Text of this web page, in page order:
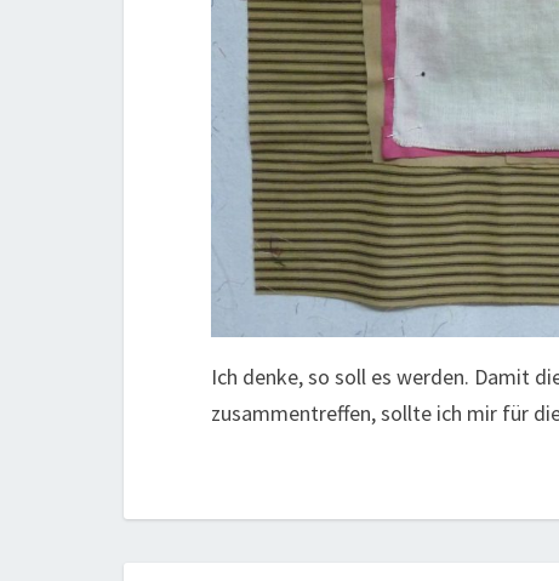
Ich denke, so soll es werden. Damit
zusammentreffen, sollte ich mir für